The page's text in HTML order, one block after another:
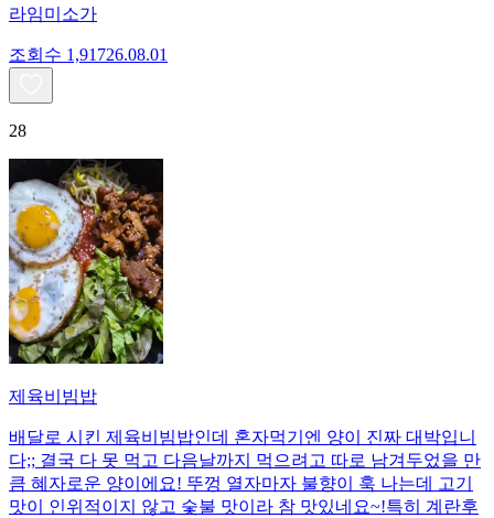
라임미소가
조회수 1,91726.08.01
28
제육비빔밥
배달로 시킨 제육비빔밥인데 혼자먹기엔 양이 진짜 대박입니
다;; 결국 다 못 먹고 다음날까지 먹으려고 따로 남겨두었을 만
큼 혜자로운 양이에요! 뚜껑 열자마자 불향이 훅 나는데 고기
맛이 인위적이지 않고 숯불 맛이라 참 맛있네요~!특히 계란후